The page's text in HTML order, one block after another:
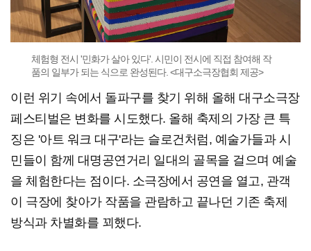
체험형 전시 '민화가 살아 있다'. 시민이 전시에 직접 참여해 작
품의 일부가 되는 식으로 완성된다. <대구소극장협회 제공>
이런 위기 속에서 돌파구를 찾기 위해 올해 대구소극장
페스티벌은 변화를 시도했다. 올해 축제의 가장 큰 특
징은 '아트 워크 대구'라는 슬로건처럼, 예술가들과 시
민들이 함께 대명공연거리 일대의 골목을 걸으며 예술
을 체험한다는 점이다. 소극장에서 공연을 열고, 관객
이 극장에 찾아가 작품을 관람하고 끝나던 기존 축제
방식과 차별화를 꾀했다.